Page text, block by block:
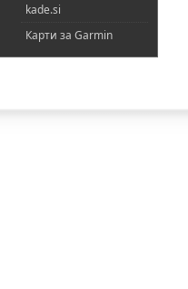
kade.si
Карти за Garmin